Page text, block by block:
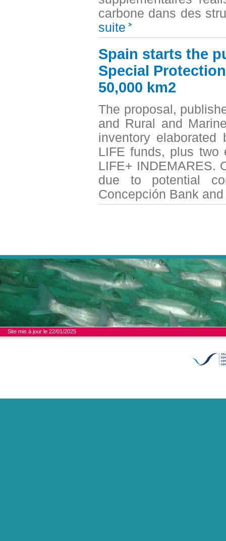
carbone dans des
suite
Spain starts the
Special
50,000 km2
The proposal,
and Rural and
inventory
LIFE funds, plus two
LIFE+ INDEMARES.
due to potential
Concepción Bank
Site mis à jour le 22/01/2025